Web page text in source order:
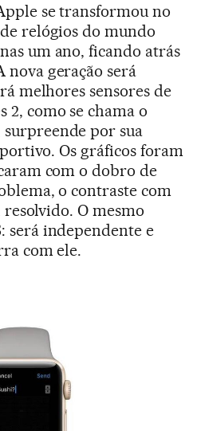
se transformou no
relógios do mundo
um ano, ficando atrás
nova geração será
melhores sensores de
2, como se chama o
por sua
Os gráficos foram
com o dobro de
o contraste com
O mesmo
será independente e
com ele.